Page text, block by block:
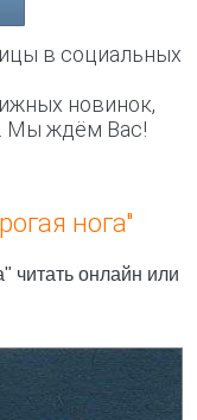
в социальных
новинок,
Мы ждём Вас!
нога"
читать онлайн или